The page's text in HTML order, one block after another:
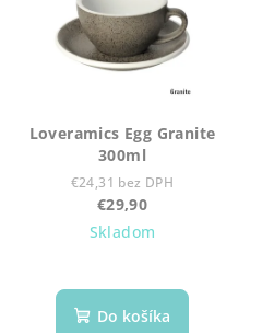
Loveramics Egg Granite
300ml
€24,31 bez DPH
€29,90
Skladom
Do košíka